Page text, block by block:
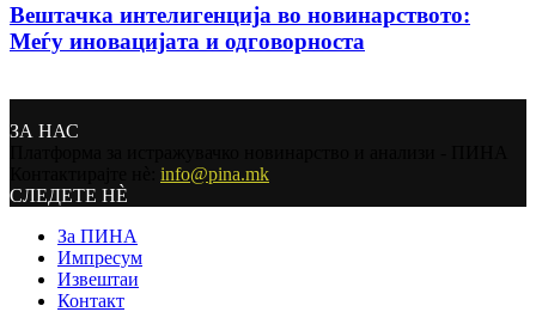
Вештачка интелигенција во новинарството:
Меѓу иновацијата и одговорноста
ЗА НАС
info@pina.mk
СЛЕДЕТЕ НЀ
За ПИНА
Импресум
Извештаи
Контакт